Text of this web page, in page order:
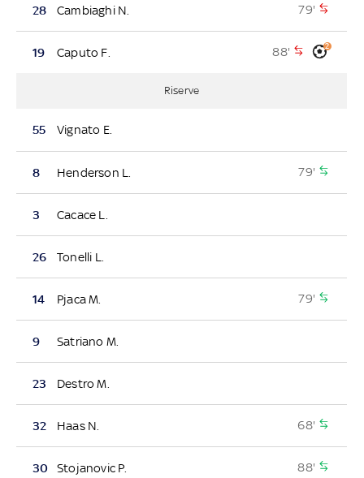
28 Cambiaghi N. 79'
19 Caputo F. 88' 2
Riserve
55 Vignato E.
8 Henderson L. 79'
3 Cacace L.
26 Tonelli L.
14 Pjaca M. 79'
9 Satriano M.
23 Destro M.
32 Haas N. 68'
30 Stojanovic P. 88'